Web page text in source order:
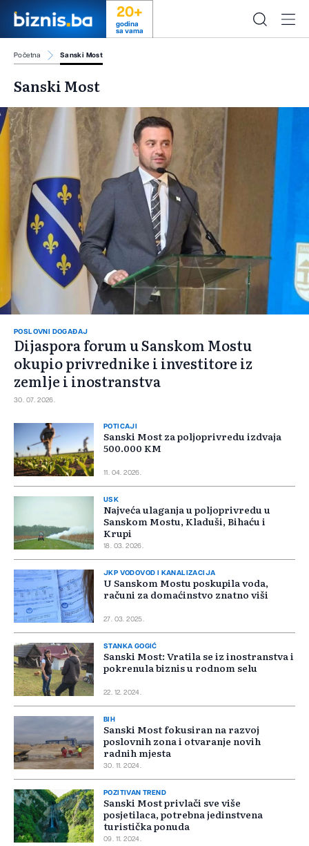
20+
godina
sa vama
Početna Sanski Most
Sanski Most
POSLOVNI DOGAĐAJ
Dijaspora forum u Sanskom Mostu
okupio privrednike i investitore iz
zemlje i inostranstva
30. 07. 2026.
POTICAJI
Sanski Most za poljoprivredu izdvaja
500.000 KM
11. 04. 2026.
USK
Najveća ulaganja u poljoprivredu u
Sanskom Mostu, Kladuši, Bihaću i
Krupi
18. 03. 2026.
JKP VODOVOD I KANALIZACIJA
U Sanskom Mostu poskupila voda,
računi za domaćinstvo znatno viši
27. 03. 2025.
STANKA GOGIĆ
Sanski Most: Vratila se iz inostranstva i
pokrenula biznis u rodnom selu
22. 12. 2024.
BIH
Sanski Most fokusiran na razvoj
poslovnih zona i otvaranje novih
radnih mjesta
30. 11. 2024.
POZITIVAN TREND
Sanski Most privlači sve više
posjetilaca, potrebna jedinstvena
turistička ponuda
09. 11. 2024.